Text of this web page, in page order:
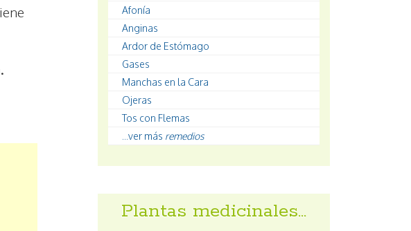
Afonía
Anginas
Ardor de Estómago
Gases
Manchas en la Cara
Ojeras
Tos con Flemas
...ver más remedios
Plantas medicinales…